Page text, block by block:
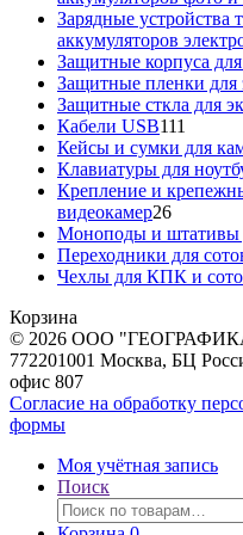
Зарядные устройства
аккумуляторов
Защитные корпуса
Защитные пленки для
Защитные сткла для
Кабели USB111
Кейсы и сумки для
Клавиатуры для
Крепление и
видеокамер2626
товаров
Моноподы и штативы
Переходники для
Чехлы для КПК и
Корзина
© 2026 ООО
772201001 Москва, БЦ
офис 807
Согласие на обработку
формы
Моя учётная запись
Поиск
Искать: